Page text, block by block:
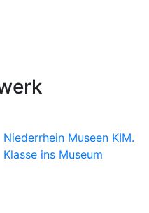
Niederrhein Museen KIM.
Klasse ins Museum